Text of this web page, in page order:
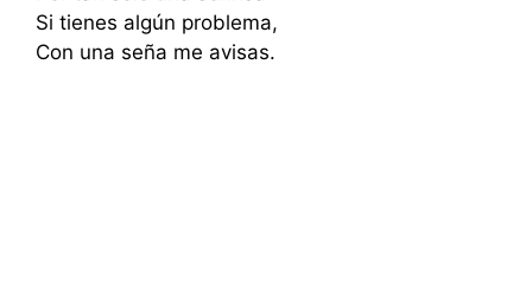
Si tienes algún problema,
Con una seña me avisas.